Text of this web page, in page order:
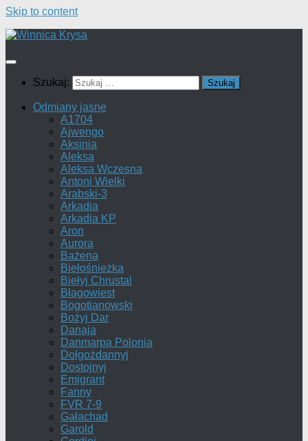
Skip to content
Szukaj:
Odmiany jasne
A1704
Ajwengo
Aksinia
Aleksa
Aleksa Wczesna
Antoni Wielki
Arabski-3
Arkadia
Arkadia KP
Aron
Aurora
Bażena
Biełośnieżka
Biełyj Chrustal
Błagowiest
Bogotianowski
Bożyj Dar
Danaja
Danmarpa Polonia
Dołgożdannyj
Dostojnyj
Emigrant
Fanny
FVR 7-9
Gałachad
Garold